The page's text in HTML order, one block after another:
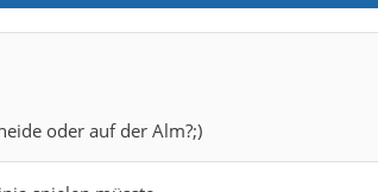
oder auf der Alm?;)